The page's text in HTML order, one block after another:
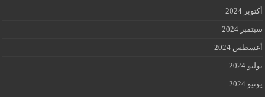
أكتوبر 2024
سبتمبر 2024
أغسطس 2024
يوليو 2024
يونيو 2024